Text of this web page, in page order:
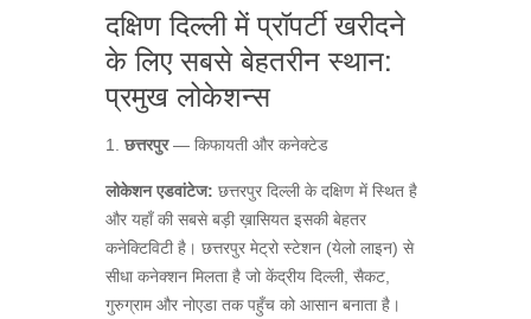
दक्षिण दिल्ली में प्रॉपर्टी खरीदने
के लिए सबसे बेहतरीन स्थान:
प्रमुख लोकेशन्स
1. छत्तरपुर— किफायती और कनेक्टेड
लोकेशन एडवांटेज: छत्तरपुर दिल्ली के दक्षिण में स्थित है
और यहाँ की सबसे बड़ी ख़ासियत इसकी बेहतर
कनेक्टिविटी है। छत्तरपुर मेट्रो स्टेशन (येलो लाइन) से
सीधा कनेक्शन मिलता है जो केंद्रीय दिल्ली, सैकट,
गुरुग्राम और नोएडा तक पहुँच को आसान बनाता है।